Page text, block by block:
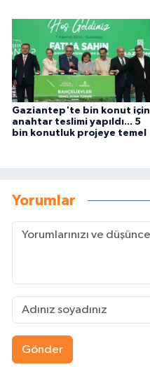
Gaziantep'te bin konut için
anahtar teslimi yapıldı... 5
bin konutluk projeye temel
Yorumlar
Gönder